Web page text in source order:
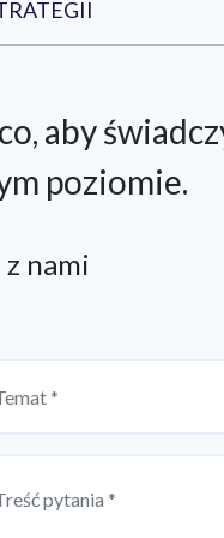
aby
poziomie.
nami